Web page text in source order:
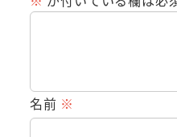
名前 ※